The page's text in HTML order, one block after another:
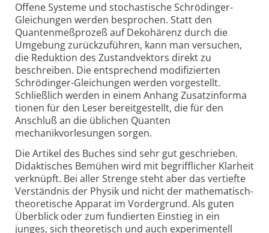
Offene Systeme und stochastische Schrödinger-
Gleichungen werden besprochen. Statt den
Quantenmeßprozeß auf Dekohärenz durch die
Umgebung zurückzuführen, kann man versuchen,
die Reduktion des Zustandvektors direkt zu
beschreiben. Die entsprechend modifizierten
Schrödinger-Gleichungen werden vorgestellt.
Schließlich werden in einem Anhang Zusatzinforma
tionen für den Leser bereitgestellt, die für den
Anschluß an die üblichen Quanten
mechanikvorlesungen sorgen.
Die Artikel des Buches sind sehr gut geschrieben.
Didaktisches Bemühen wird mit begrifflicher Klarheit
verknüpft. Bei aller Strenge steht aber das vertiefte
Verständnis der Physik und nicht der mathematisch-
theoretische Apparat im Vordergrund. Als guten
Überblick oder zum fundierten Einstieg in ein
junges, sich theoretisch und auch experimentell